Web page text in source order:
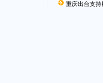
重庆出台支